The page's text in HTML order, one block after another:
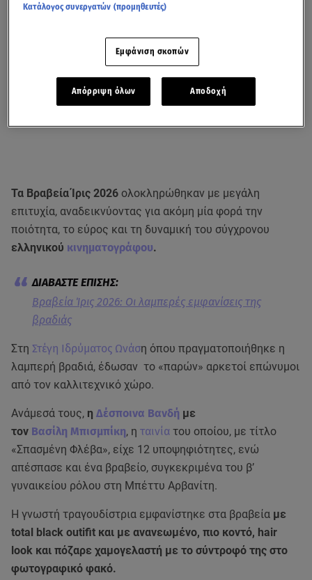
Τα Βραβεία Ίρις 2026 ολοκληρώθηκαν με μεγάλη
επιτυχία, αναδεικνύοντας για ακόμη μία φορά την
ποιότητα, το εύρος και τη δυναμική του σύγχρονου
ελληνικού κινηματογράφου.
Βραβεία Ίρις 2026: Oι λαμπερές εμφανίσεις της
βραδιάς
Στη Στέγη Ιδρύματος Ωνάση όπου πραγματοποιήθηκε η
λαμπερή βραδιά, έδωσαν το «παρών» αρκετοί επώνυμοι
από τον καλλιτεχνικό χώρο.
Ανάμεσά τους, η Δέσποινα Βανδή με
τον Βασίλη Μπισμπίκη, η ταινία του οποίου, με τίτλο
«Σπασμένη Φλέβα», είχε 12 υποψηφιότητες, ενώ
απέσπασε και ένα βραβείο, συγκεκριμένα του β’
γυναικείου ρόλου στη Μπέττυ Αρβανίτη.
Η γνωστή τραγουδίστρια εμφανίστηκε στα βραβεία με
total black outifit και με ανανεωμένο, πιο κοντό, hair
look και πόζαρε χαμογελαστή με το σύντροφό της στο
φωτογραφικό φακό.
Κατάλογος συνεργατών (προμηθευτές)
Εμφάνιση σκοπών
Απόρριψη όλων Αποδοχή